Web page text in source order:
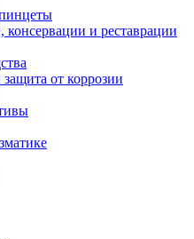
консервации и реставрации
от коррозии